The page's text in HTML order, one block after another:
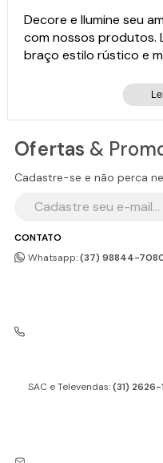
Decore e Ilumine seu
com nossos produtos.
braço estilo rústico e
CONTATO
Whatsapp:(37) 98844-
SAC e Televendas:(31) 2626-
Ofertas &
Cadastre-se e não perca